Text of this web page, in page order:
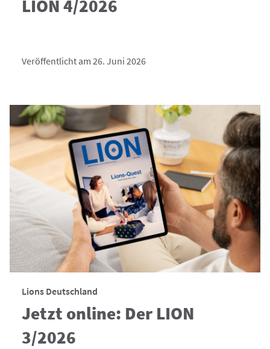
LION 4/2026
Veröffentlicht am 26. Juni 2026
Lions Deutschland
Jetzt online: Der LION
3/2026